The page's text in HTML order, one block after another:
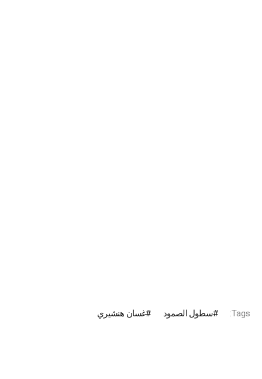
Tags: سطول الصمود غسان هنشيري